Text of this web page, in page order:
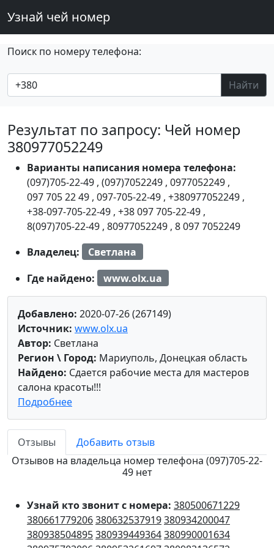
Узнай чей номер
Поиск по номеру телефона:
Найти
Результат по запросу: Чей номер
380977052249
Варианты написания номера телефона:
(097)705-22-49 , (097)7052249 , 0977052249 ,
097 705 22 49 , 097-705-22-49 , +380977052249 ,
+38-097-705-22-49 , +38 097 705-22-49 ,
8(097)705-22-49 , 80977052249 , 8 097 7052249
Владелец:
Светлана
Где найдено:
www.olx.ua
Добавлено: 2020-07-26 (267149)
Источник: www.olx.ua
Автор: Светлана
Регион \ Город: Мариуполь, Донецкая область
Найдено: Сдается рабочие места для мастеров
салона красоты!!!
Подробнее
Отзывы
Добавить отзыв
Отзывов на владельца номер телефона (097)705-22-
49 нет
Узнай кто звонит с номера: 380500671229
380661779206380632537919380934200047
380938504895380939449364380990001634